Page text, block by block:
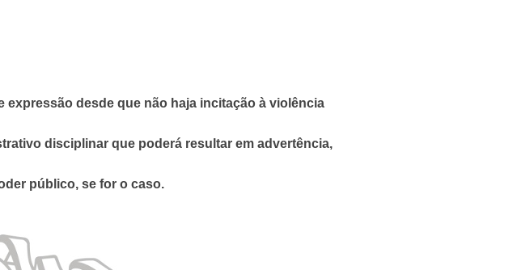
expressão desde que não haja incitação à violência
disciplinar que poderá resultar em advertência,
público, se for o caso.